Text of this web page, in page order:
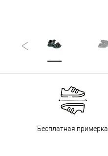
Бесплатная примерка